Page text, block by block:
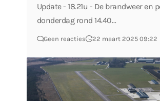
Update - 18.21u - De brandweer en
donderdag rond 14.40…
Geen reacties 22 maart 2025 09:22